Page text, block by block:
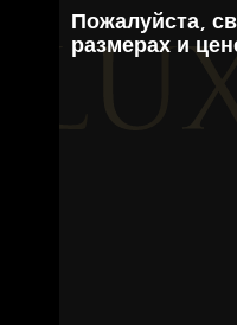
Пожалуйста,
размерах и